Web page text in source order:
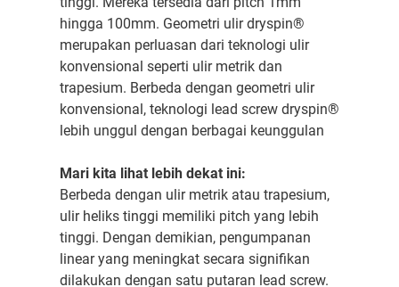
hingga 100mm. Geometri ulir dryspin®
merupakan perluasan dari teknologi ulir
konvensional seperti ulir metrik dan
trapesium. Berbeda dengan geometri ulir
konvensional, teknologi lead screw dryspin®
lebih unggul dengan berbagai keunggulan
Mari kita lihat lebih dekat ini:
Berbeda dengan ulir metrik atau trapesium,
ulir heliks tinggi memiliki pitch yang lebih
tinggi. Dengan demikian, pengumpanan
linear yang meningkat secara signifikan
dilakukan dengan satu putaran lead screw.